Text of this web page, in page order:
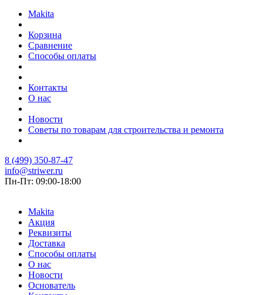
Makita
Корзина
Сравнение
Способы оплаты
Контакты
О нас
Новости
Советы по товарам для строительства и ремонта
8 (499) 350-87-47
info@striwer.ru
Пн-Пт: 09:00-18:00
Makita
Акция
Реквизиты
Доставка
Способы оплаты
О нас
Новости
Основатель